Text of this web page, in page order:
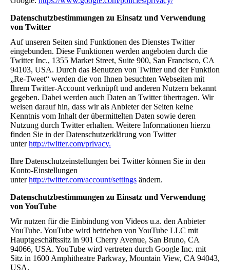
Datenschutzbestimmungen zu Einsatz und Verwendung
von Twitter
Auf unseren Seiten sind Funktionen des Dienstes Twitter
eingebunden. Diese Funktionen werden angeboten durch die
Twitter Inc., 1355 Market Street, Suite 900, San Francisco, CA
94103, USA. Durch das Benutzen von Twitter und der Funktion
„Re-Tweet“ werden die von Ihnen besuchten Webseiten mit
Ihrem Twitter-Account verknüpft und anderen Nutzern bekannt
gegeben. Dabei werden auch Daten an Twitter übertragen. Wir
weisen darauf hin, dass wir als Anbieter der Seiten keine
Kenntnis vom Inhalt der übermittelten Daten sowie deren
Nutzung durch Twitter erhalten. Weitere Informationen hierzu
finden Sie in der Datenschutzerklärung von Twitter
unterhttp://twitter.com/privacy.
Ihre Datenschutzeinstellungen bei Twitter können Sie in den
Konto-Einstellungen
unterhttp://twitter.com/account/settings ändern.
Datenschutzbestimmungen zu Einsatz und Verwendung
von YouTube
Wir nutzen für die Einbindung von Videos u.a. den Anbieter
YouTube. YouTube wird betrieben von YouTube LLC mit
Hauptgeschäftssitz in 901 Cherry Avenue, San Bruno, CA
94066, USA. YouTube wird vertreten durch Google Inc. mit
Sitz in 1600 Amphitheatre Parkway, Mountain View, CA 94043,
USA.